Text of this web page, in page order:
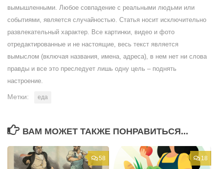
вымышленными. Любое совпадение с реальными людьми или
событиями, является случайностью. Статья носит исключительно
развлекательный характер. Все картинки, видео и фото
отредактированные и не настоящие, весь текст является
вымыслом (включая названия, имена, адреса), в нем нет ни слова
правды и все это преследует лишь одну цель – поднять
настроение.
Метки: еда
ВАМ МОЖЕТ ТАКЖЕ ПОНРАВИТЬСЯ...
58 18